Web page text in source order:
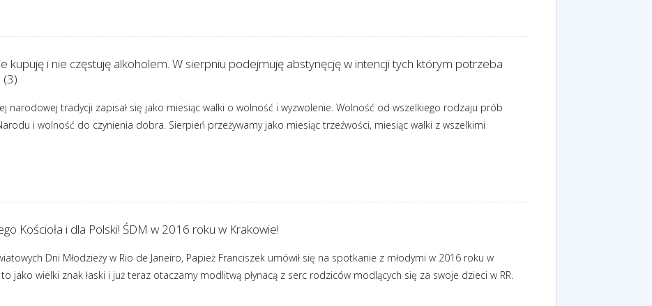
kupuję i nie częstuję alkoholem. W sierpniu podejmuję abstynęcję w intencji tych którym potrzeba
(3)
narodowej tradycji zapisał się jako miesiąc walki o wolność i wyzwolenie. Wolność od wszelkiego rodzaju prób
i wolność do czynienia dobra. Sierpień przeżywamy jako miesiąc trzeźwości, miesiąc walki z wszelkimi
Kościoła i dla Polski! ŚDM w 2016 roku w Krakowie!
Dni Młodzieży w Rio de Janeiro, Papież Franciszek umówił się na spotkanie z młodymi w 2016 roku w
jako wielki znak łaski i już teraz otaczamy modlitwą płynacą z serc rodziców modlących się za swoje dzieci w RR.